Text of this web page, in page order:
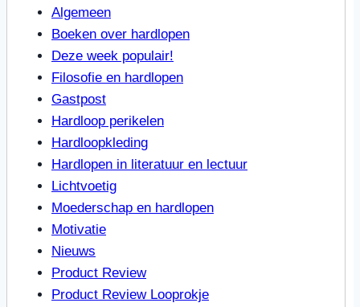
Algemeen
Boeken over hardlopen
Deze week populair!
Filosofie en hardlopen
Gastpost
Hardloop perikelen
Hardloopkleding
Hardlopen in literatuur en lectuur
Lichtvoetig
Moederschap en hardlopen
Motivatie
Nieuws
Product Review
Product Review Looprokje